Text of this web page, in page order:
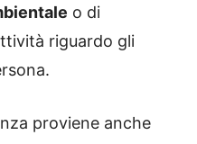
o di
riguardo gli
proviene anche